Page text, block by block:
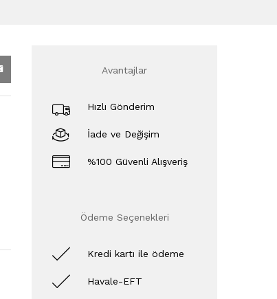
Avantajlar
Hızlı Gönderim
İade ve Değişim
%100 Güvenli Alışveriş
Ödeme Seçenekleri
Kredi kartı ile ödeme
Havale-EFT